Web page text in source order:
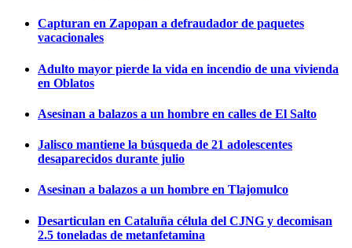
Capturan en Zapopan a defraudador de paquetes
vacacionales
Adulto mayor pierde la vida en incendio de una vivienda
en Oblatos
Asesinan a balazos a un hombre en calles de El Salto
Jalisco mantiene la búsqueda de 21 adolescentes
desaparecidos durante julio
Asesinan a balazos a un hombre en Tlajomulco
Desarticulan en Cataluña célula del CJNG y decomisan
2.5 toneladas de metanfetamina